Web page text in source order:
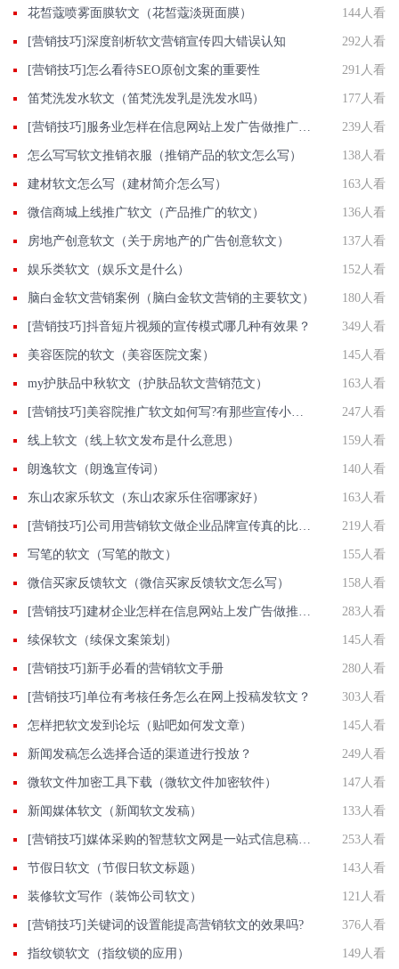
花皙蔻喷雾面膜软文（花皙蔻淡斑面膜） 144人看
[营销技巧]深度剖析软文营销宣传四大错误认知 292人看
[营销技巧]怎么看待SEO原创文案的重要性 291人看
笛梵洗发水软文（笛梵洗发乳是洗发水吗） 177人看
[营销技巧]服务业怎样在信息网站上发广告做推广提高产品知名度呢 239人看
怎么写写软文推销衣服（推销产品的软文怎么写） 138人看
建材软文怎么写（建材简介怎么写） 163人看
微信商城上线推广软文（产品推广的软文） 136人看
房地产创意软文（关于房地产的广告创意软文） 137人看
娱乐类软文（娱乐文是什么） 152人看
脑白金软文营销案例（脑白金软文营销的主要软文） 180人看
[营销技巧]抖音短片视频的宣传模式哪几种有效果？ 349人看
美容医院的软文（美容医院文案） 145人看
my护肤品中秋软文（护肤品软文营销范文） 163人看
[营销技巧]美容院推广软文如何写?有那些宣传小心得 247人看
线上软文（线上软文发布是什么意思） 159人看
朗逸软文（朗逸宣传词） 140人看
东山农家乐软文（东山农家乐住宿哪家好） 163人看
[营销技巧]公司用营销软文做企业品牌宣传真的比较有效吗? 219人看
写笔的软文（写笔的散文） 155人看
微信买家反馈软文（微信买家反馈软文怎么写） 158人看
[营销技巧]建材企业怎样在信息网站上发广告做推广提高产品知名度呢 283人看
续保软文（续保文案策划） 145人看
[营销技巧]新手必看的营销软文手册 280人看
[营销技巧]单位有考核任务怎么在网上投稿发软文？ 303人看
怎样把软文发到论坛（贴吧如何发文章） 145人看
新闻发稿怎么选择合适的渠道进行投放？ 249人看
微软文件加密工具下载（微软文件加密软件） 147人看
新闻媒体软文（新闻软文发稿） 133人看
[营销技巧]媒体采购的智慧软文网是一站式信息稿软文发表宣传平台 253人看
节假日软文（节假日软文标题） 143人看
装修软文写作（装饰公司软文） 121人看
[营销技巧]关键词的设置能提高营销软文的效果吗? 376人看
指纹锁软文（指纹锁的应用） 149人看